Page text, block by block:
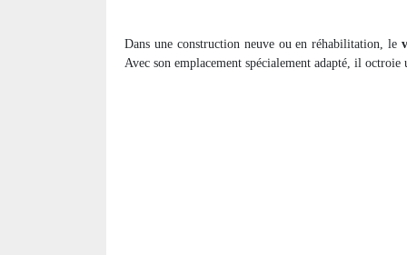
Dans une construction neuve ou en réhabilitation, le
Avec son emplacement spécialement adapté, il